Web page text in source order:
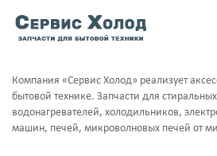
Компания «Сервис Холод» реализует
бытовой технике. Запчасти для
водонагревателей, холодильников,
машин, печей, микроволновых печей от